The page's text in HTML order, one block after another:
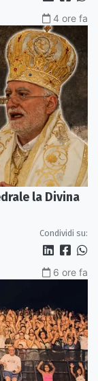
4 ore fa
la Divina
Condividi su:
6 ore fa